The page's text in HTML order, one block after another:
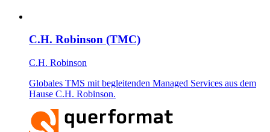
C.H. Robinson (TMC)
C.H. Robinson
Globales TMS mit begleitenden Managed Services aus dem
Hause C.H. Robinson.